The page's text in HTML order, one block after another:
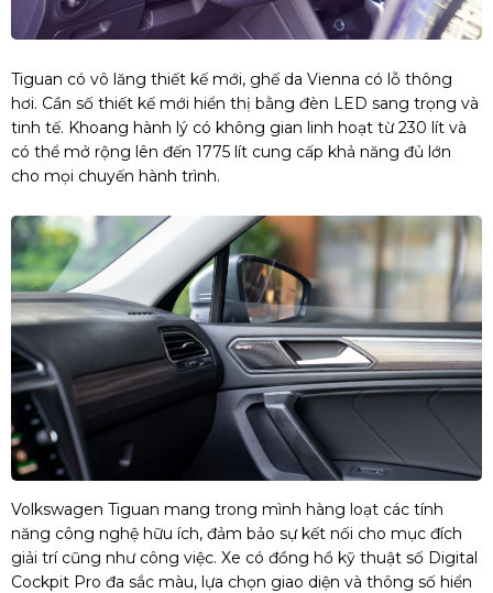
Tiguan có vô lăng thiết kế mới, ghế da Vienna có lỗ thông
hơi. Cần số thiết kế mới hiển thị bằng đèn LED sang trọng và
tinh tế. Khoang hành lý có không gian linh hoạt từ 230 lít và
có thể mở rộng lên đến 1775 lít cung cấp khả năng đủ lớn
cho mọi chuyến hành trình.
Volkswagen Tiguan mang trong mình hàng loạt các tính
năng công nghệ hữu ích, đảm bảo sự kết nối cho mục đích
giải trí cũng như công việc. Xe có đồng hồ kỹ thuật số Digital
Cockpit Pro đa sắc màu, lựa chọn giao diện và thông số hiển